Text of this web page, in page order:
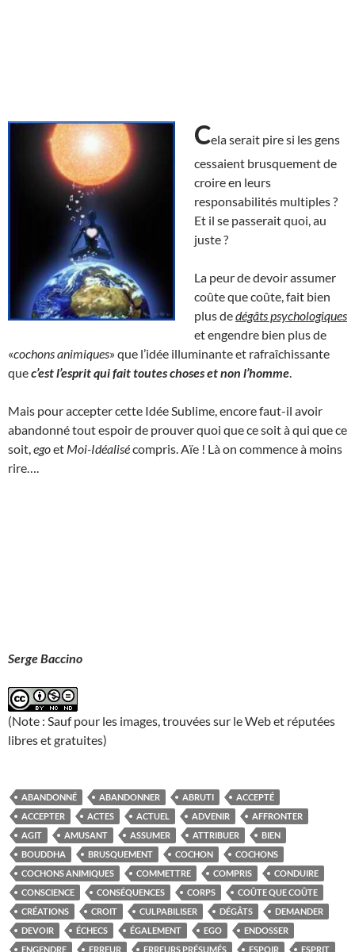
Cela serait pire si les gens
cessaient brusquement de
croire en leurs
responsabilités multiples ?
Et il se passerait quoi, au
juste ?
La peur de devoir assumer
coûte que coûte, fait bien
plus dedégâts psychologiques
et engendre bien plus de
«cochons animiques» que l’idée illuminante et rafraîchissante
quec’est l’esprit qui fait toutes choses et non l’homme
Mais pour accepter cette Idée Sublime, encore faut-il avoir
abandonné tout espoir de prouver quoi que ce soit à qui que ce
soit, egoet Moi-Idéalisécompris. Aïe ! Là on commence à moins
rire….
Serge Baccino
(Note : Sauf pour les images, trouvées sur le Web et réputées
libres et gratuites)
ABANDONNÉ ABANDONNER ABRUTI
ACCEPTÉ
ACCEPTER
ACTES ACTUEL ADVENIR
AFFRONTER
AGIT
AMUSANT ASSUMER ATTRIBUER
BIEN
BOUDDHA
BRUSQUEMENT COCHON
COCHONS
COCHONS ANIMIQUES
COMMETTRE COMPRIS
CONDUIRE
CONSCIENCE
CONSÉQUENCES CORPS
COÛTE QUE COÛTE
CRÉATIONS
CROIT CULPABILISER DÉGÂTS
DEMANDER
DEVOIR
ÉCHECS ÉGALEMENT EGO
ENDOSSER
ENGENDRE
ERREUR ERREURS PRÉSUMÉS ESPOIR ESPRIT